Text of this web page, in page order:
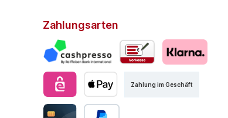
Zahlungsarten
Zahlung im Geschäft